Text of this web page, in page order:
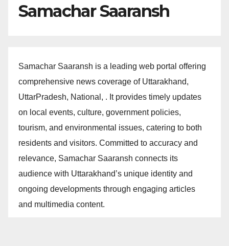
Samachar Saaransh
Samachar Saaransh is a leading web portal offering
comprehensive news coverage of Uttarakhand,
UttarPradesh, National, . It provides timely updates
on local events, culture, government policies,
tourism, and environmental issues, catering to both
residents and visitors. Committed to accuracy and
relevance, Samachar Saaransh connects its
audience with Uttarakhand’s unique identity and
ongoing developments through engaging articles
and multimedia content.